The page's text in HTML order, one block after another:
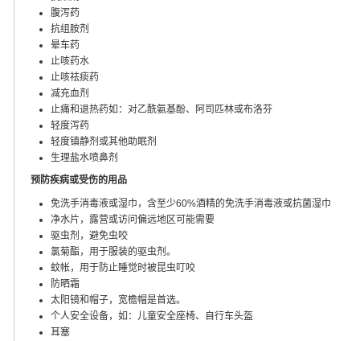
腹泻药
抗组胺剂
晕车药
止咳药水
止咳祛痰药
减充血剂
止痛和退热药如：对乙酰氨基酚、阿司匹林或布洛芬
轻度泻药
轻度镇静剂或其他助眠剂
生理盐水喷鼻剂
预防疾病或受伤的用品
免洗手消毒液或湿巾，含至少60%酒精的免洗手消毒液或抗菌湿巾
净水片，露营或访问偏远地区可能需要
驱虫剂，避免虫咬
氯菊酯，用于服装的驱虫剂。
蚊帐，用于防止睡觉时被昆虫叮咬
防晒霜
太阳镜和帽子，宽檐帽是首选。
个人安全设备，如：儿童安全座椅、自行车头盔
耳塞